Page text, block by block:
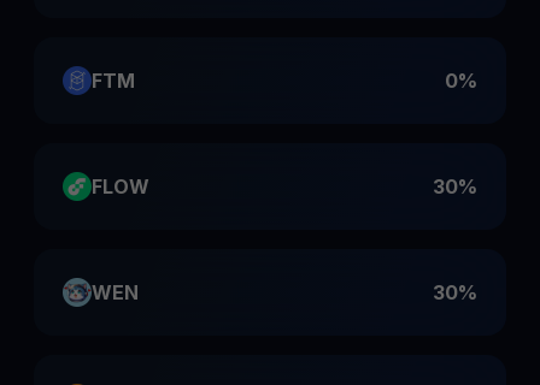
FTM 0%
FLOW 30%
WEN 30%